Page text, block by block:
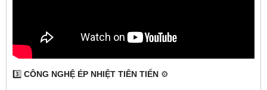
3️⃣ CÔNG NGHỆ ÉP NHIỆT TIÊN TIẾN ⚙️